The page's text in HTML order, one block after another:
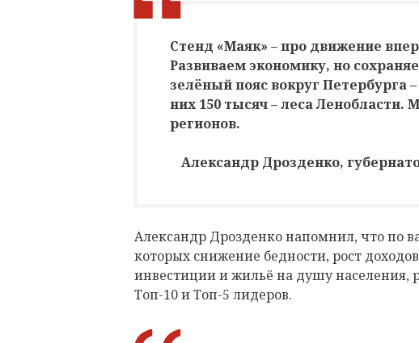
Стенд «Маяк» – про движение
Развиваем экономику, но
зелёный пояс вокруг Петербурга
них 150 тысяч – леса Ленобласти.
регионов.
Александр Дрозденко,
Александр Дрозденко напомнил, что по
которых снижение бедности, рост
инвестиции и жильё на душу населения,
Топ-10 и Топ-5 лидеров.